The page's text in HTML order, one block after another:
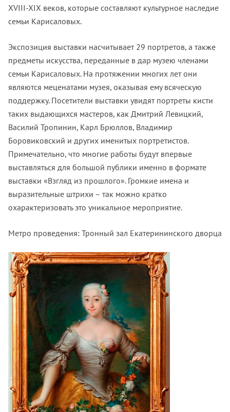
XVIII-XIX веков, которые составляют культурное наследие
семьи Карисаловых.
Экспозиция выставки насчитывает 29 портретов, а также
предметы искусства, переданные в дар музею членами
семьи Карисаловых. На протяжении многих лет они
являются меценатами музея, оказывая ему всяческую
поддержку. Посетители выставки увидят портреты кисти
таких выдающихся мастеров, как Дмитрий Левицкий,
Василий Тропинин, Карл Брюллов, Владимир
Боровиковский и других именитых портретистов.
Примечательно, что многие работы будут впервые
выставляться для большой публики именно в формате
выставки «Взгляд из прошлого». Громкие имена и
выразительные штрихи – так можно кратко
охарактеризовать это уникальное мероприятие.
Метро проведения: Тронный зал Екатерининского дворца